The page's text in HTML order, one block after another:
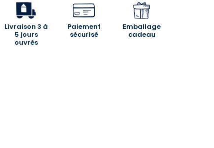
Livraison 3 à
5 jours
ouvrés
Paiement
sécurisé
Emballage
cadeau